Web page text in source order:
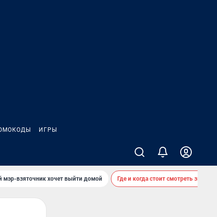
ИГРЫ
мэр-взяточник хочет выйти домой Где и когда стоит смотреть